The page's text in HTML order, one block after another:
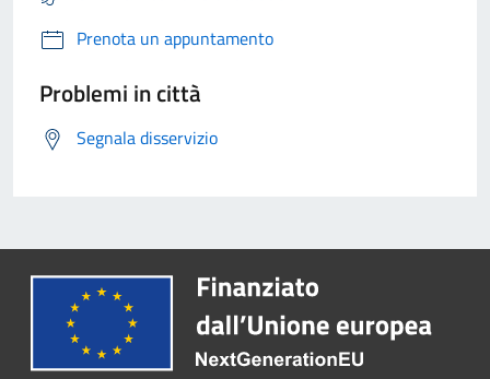
Prenota un appuntamento
Problemi in città
Segnala disservizio